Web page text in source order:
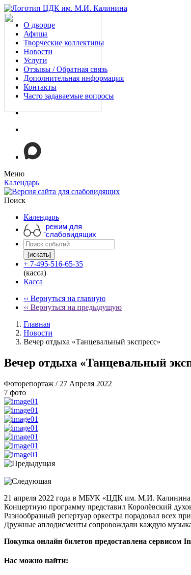
О дворце
Афиша
Творческие коллективы
Новости
Услуги
Отзывы / Обратная связь
Дополнительная информация
Контакты
Часто задаваемые вопросы
Меню
Календарь
Поиск
Календарь
режим для
слабовидящих
[искать]
+ 7-495-516-65-35
(касса)
Касса
‹‹ Вернуться на главную
‹‹ Вернуться на предыдущую
Главная
Новости
Вечер отдыха «Танцевальный экспресс»
Вечер отдыха «Танцевальный
Фоторепортаж / 27 Апреля 2022
7 фото
21 апреля 2022 года в МБУК «ЦДК им. М.И. Калинина»
Концертную программу представил Королёвский
Разнообразный репертуар оркестра порадовал всех
Дружные аплодисменты сопровождали каждую
Покупка онлайн билетов предоставлена сервисом
Нас можно найти: